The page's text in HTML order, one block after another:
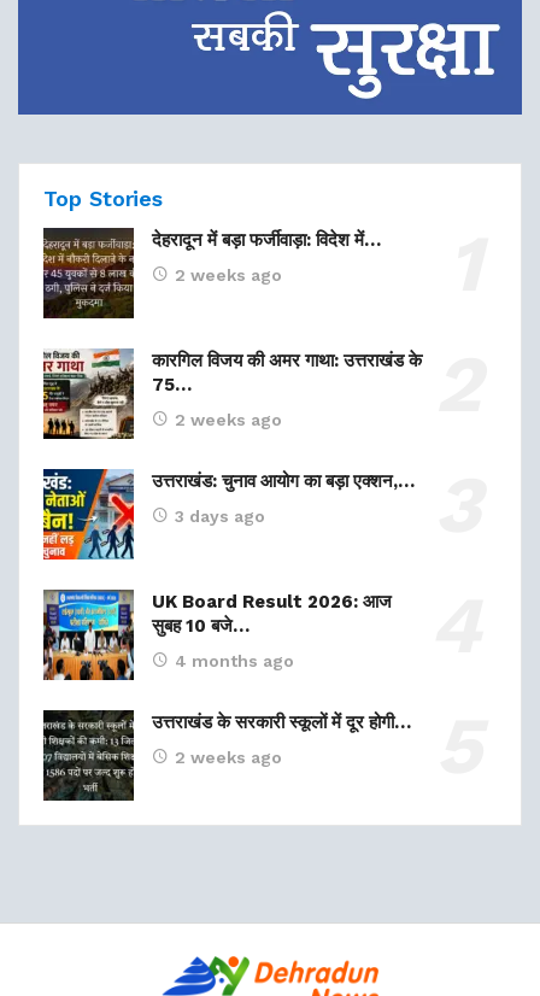
Top Stories
देहरादून में बड़ा फर्जीवाड़ा: विदेश में…
2 weeks ago
कारगिल विजय की अमर गाथा: उत्तराखंड के
75…
2 weeks ago
उत्तराखंड: चुनाव आयोग का बड़ा एक्शन,…
3 days ago
UK Board Result 2026: आज
सुबह 10 बजे…
4 months ago
उत्तराखंड के सरकारी स्कूलों में दूर होगी…
2 weeks ago